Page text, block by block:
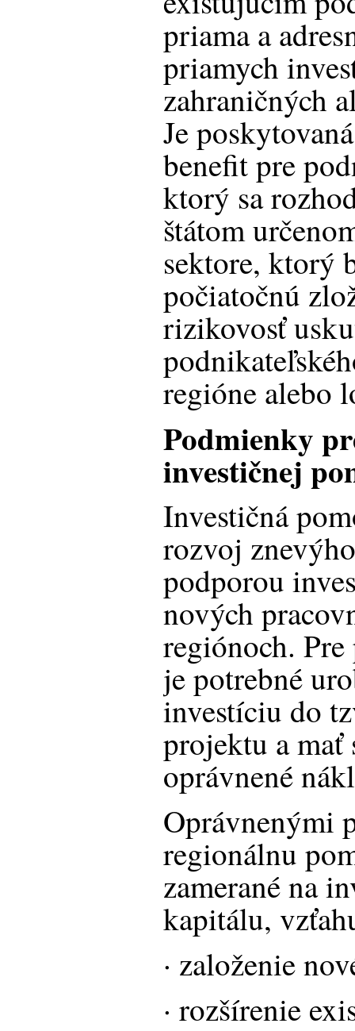
priama a
priamych
zahraničných
Je
benefit pre
ktorý sa
štátom
sektore, ktorý
počiatočnú
rizikovosť
regióne alebo
Podmienky
investičnej
Investičná
rozvoj
podporou
nových
regiónoch.
je potrebné
investíciu do
projektu a mať
oprávnené
Oprávnenými
regionálnu
zamerané na
kapitálu,
· založenie
· rozšírenie